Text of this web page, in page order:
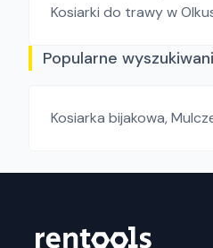
Kosiarki do trawyw
Popularne
Kosiarka bijakowa,